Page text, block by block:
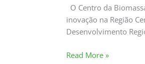
O Centro da
inovação na Região
Desenvolvimento
Read More »